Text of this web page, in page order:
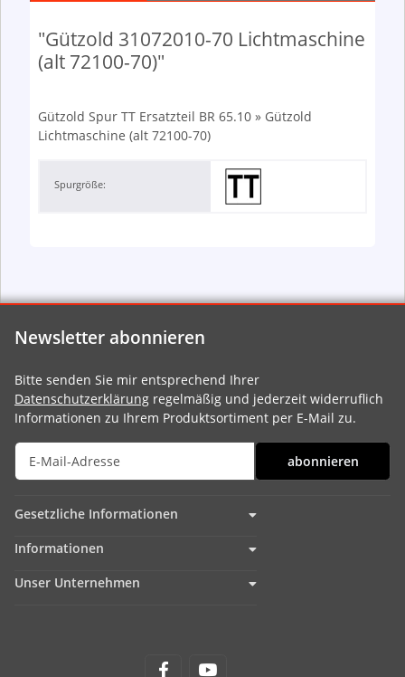
"Gützold 31072010-70 Lichtmaschine
(alt 72100-70)"
Gützold Spur TT Ersatzteil BR 65.10 » Gützold
Lichtmaschine (alt 72100-70)
Spurgröße:
Newsletter abonnieren
Bitte senden Sie mir entsprechend Ihrer
Datenschutzerklärung regelmäßig und jederzeit widerruflich
Informationen zu Ihrem Produktsortiment per E-Mail zu.
abonnieren
Gesetzliche Informationen
Informationen
Unser Unternehmen